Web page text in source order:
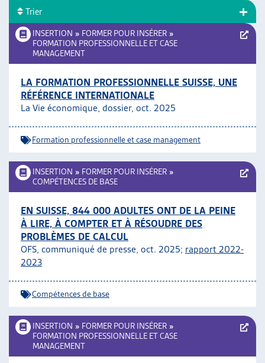
DOSSIERS DU MOIS
VEILLE
RESSOURCES
THÉMATIQUES
GUIDE SOCIAL ROMAND
AUTRES
ARTIAS
L’ASSOCIATION
PROJETS ET ACTIVITÉS
INSERTION » FORMER POUR INSÉRER »
FORMATION PROFESSIONNELLE ET CASE
MANAGEMENT
LA FORMATION PROFESSIONNELLE SUISSE, UNE
RÉFÉRENCE INTERNATIONALE
La Vie économique, dossier, oct. 2025
Formation professionnelle et case management
INSERTION » FORMER POUR INSÉRER »
COMPÉTENCES DE BASE
EN SUISSE, 844 000 ADULTES ONT DE LA PEINE
À LIRE, À COMPTER ET À RÉSOUDRE DES
PROBLÈMES DE CALCUL
OFS, communiqué de presse, oct. 2025; rapport 2022-
2023
Compétences de base
INSERTION » FORMER POUR INSÉRER »
FORMATION PROFESSIONNELLE ET CASE
MANAGEMENT
Trier